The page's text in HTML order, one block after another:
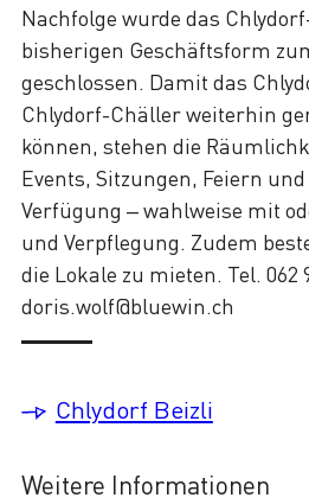
Nachfolge wurde das
bisherigen Geschäftsform
geschlossen. Damit das
Chlydorf-Chäller weiterhin
können, stehen die
Events, Sitzungen, Feiern
Verfügung – wahlweise mit
und Verpflegung. Zudem
die Lokale zu mieten. Tel. 062
doris.wolf@bluewin.ch
Chlydorf Beizli
Weitere Informationen